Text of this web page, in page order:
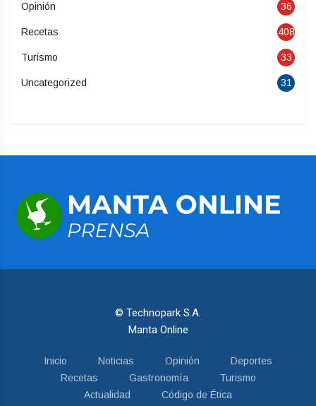
Opinión 36
Recetas 408
Turismo 33
Uncategorized 31
© Technopark S.A.
Manta Online
Inicio Noticias Opinión
Deportes
Recetas
Gastronomía
Turismo
Actualidad
Código de Ética